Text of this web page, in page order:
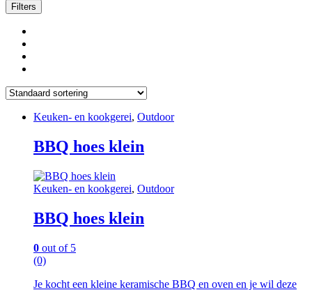
Filters
Keuken- en kookgerei, Outdoor
BBQ hoes klein
Keuken- en kookgerei, Outdoor
BBQ hoes klein
0 out of 5
(0)
Je kocht een kleine keramische BBQ en oven en je wil deze